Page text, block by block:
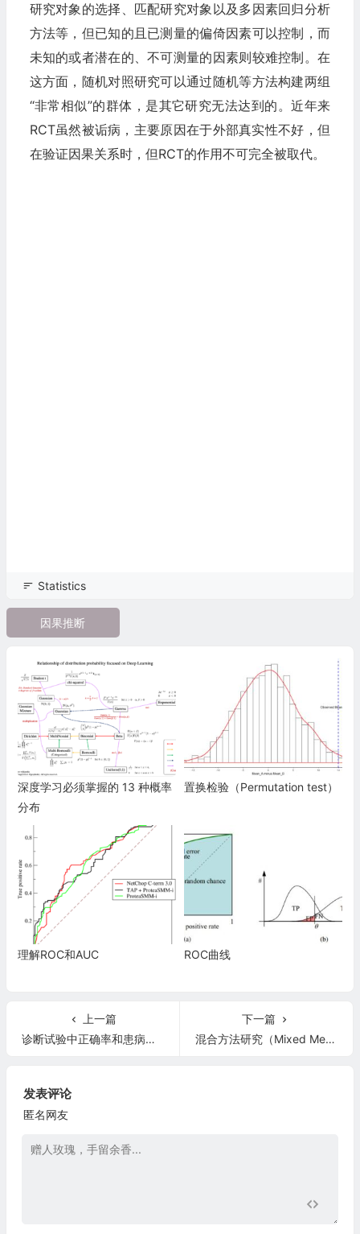
研究对象的选择、匹配研究对象以及多因素回归分析
方法等，但已知的且已测量的偏倚因素可以控制，而
未知的或者潜在的、不可测量的因素则较难控制。在
这方面，随机对照研究可以通过随机等方法构建两组
“非常相似”的群体，是其它研究无法达到的。近年来
RCT虽然被诟病，主要原因在于外部真实性不好，但
在验证因果关系时，但RCT的作用不可完全被取代。
Statistics
因果推断
深度学习必须掌握的 13 种概率
分布
置换检验（Permutation test）
理解ROC和AUC ROC曲线
上一篇
诊断试验中正确率和患病比例有关系么
下一篇
混合方法研究（Mixed Methods Research）简介
发表评论
匿名网友